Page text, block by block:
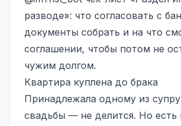
разводе»: что согласовать с
документы собрать и на что
соглашении, чтобы потом не
чужим долгом.
Квартира куплена до брака
Принадлежала одному из
свадьбы — не делится. Но есть